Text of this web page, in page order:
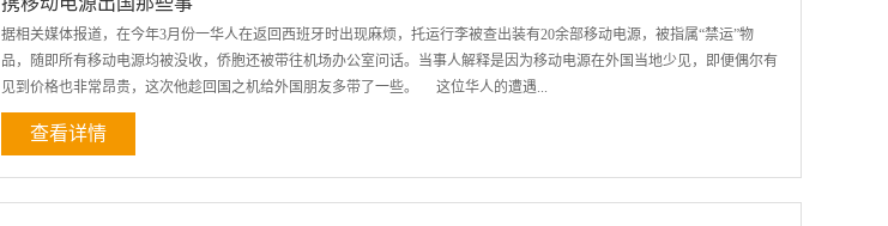
据相关媒体报道，在今年3月份一华人在返回西班牙时出现麻烦，托运行李被查出装有20余部移动电源，被指属“禁运”物
品，随即所有移动电源均被没收，侨胞还被带往机场办公室问话。当事人解释是因为移动电源在外国当地少见，即便偶尔有
见到价格也非常昂贵，这次他趁回国之机给外国朋友多带了一些。 这位华人的遭遇...
查看详情